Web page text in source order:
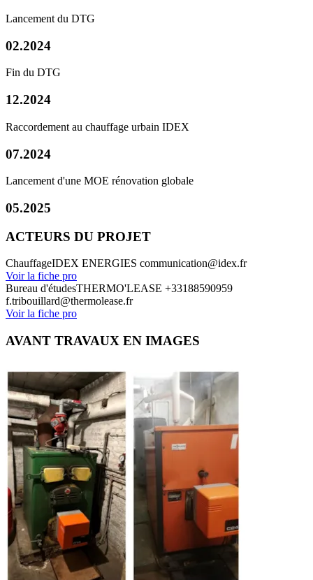
Lancement du DTG
02.2024
Fin du DTG
12.2024
Raccordement au chauffage urbain IDEX
07.2024
Lancement d'une MOE rénovation globale
05.2025
ACTEURS DU PROJET
ChauffageIDEX ENERGIES communication@idex.fr
Voir la fiche pro
Bureau d'étudesTHERMO'LEASE +33188590959
f.tribouillard@thermolease.fr
Voir la fiche pro
AVANT TRAVAUX EN IMAGES